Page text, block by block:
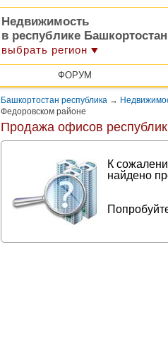
Недвижимость
в республике Башкортостан
выбрать регион
ФОРУМ
Башкортостан республика →
Федоровском районе
Продажа офисов
К
найдено